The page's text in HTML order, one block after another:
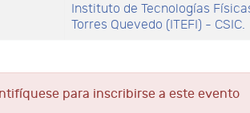
Instituto de Tecnologías
Torres Quevedo (ITEFI) - CSIC.
para inscribirse a este evento